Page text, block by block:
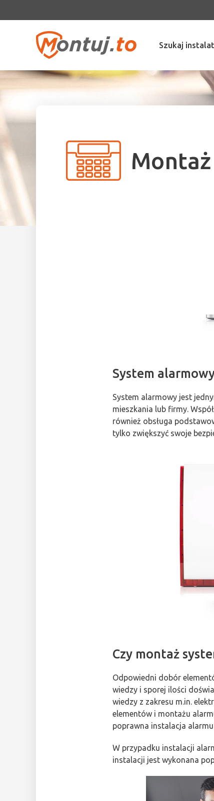
Szukaj
System
System alarmowy jest
mieszkania lub firmy.
również obsługa
tylko zwiększyć swoje
Czy montaż
Odpowiedni dobór
wiedzy i sporej ilości
wiedzy z zakresu m.in.
elementów i montażu
poprawna instalacja
W przypadku instalacji
instalacji jest wykonana